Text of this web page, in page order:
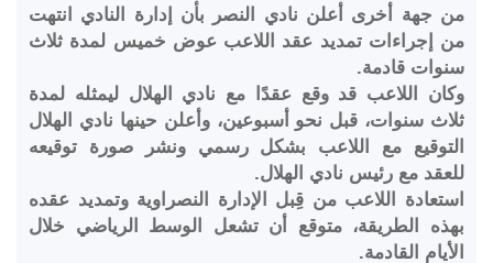
من جهة أخرى أعلن نادي النصر ‏بأن إدارة النادي انتهت
من إجراءات تمديد عقد اللاعب عوض خميس لمدة ثلاث
سنوات قادمة.
وكان اللاعب قد وقع عقدًا مع نادي الهلال ليمثله لمدة
ثلاث سنوات، قبل نحو أسبوعين، وأعلن حينها نادي الهلال
التوقيع مع اللاعب بشكل رسمي ونشر صورة توقيعه
للعقد مع رئيس نادي الهلال.
استعادة اللاعب من قِبل الإدارة النصراوية وتمديد عقده
بهذه الطريقة، متوقع أن تشعل الوسط الرياضي خلال
الأيام القادمة.